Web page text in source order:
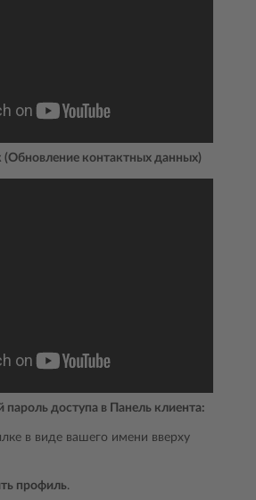
(Обновление контактных данных)
пароль доступа в Панель клиента:
в виде вашего имени вверху
профиль.